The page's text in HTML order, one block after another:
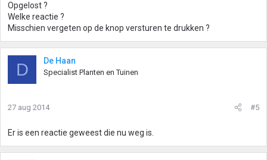
Opgelost ?
Welke reactie ?
Misschien vergeten op de knop versturen te drukken ?
D De Haan
Specialist Planten en Tuinen
27 aug 2014 #5
Er is een reactie geweest die nu weg is.